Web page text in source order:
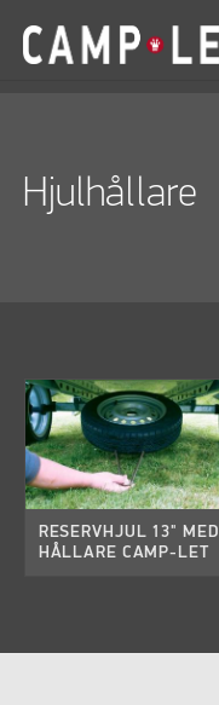
Hjulhållare
RESERVHJUL 13" MED
HÅLLARE CAMP-LET